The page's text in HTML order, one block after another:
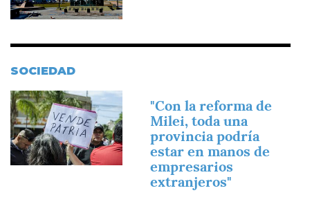
SOCIEDAD
Imagen
"Con la reforma de
Milei, toda una
provincia podría
estar en manos de
empresarios
extranjeros"